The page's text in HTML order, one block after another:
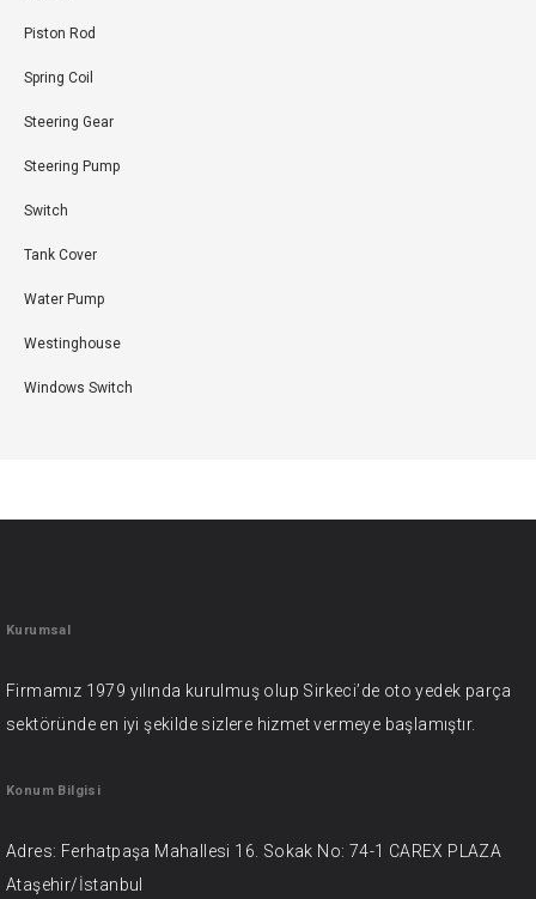
Piston Rod
Spring Coil
Steering Gear
Steering Pump
Switch
Tank Cover
Water Pump
Westinghouse
Windows Switch
Kurumsal
Firmamız 1979 yılında kurulmuş olup Sirkeci’de oto yedek parça
sektöründe en iyi şekilde sizlere hizmet vermeye başlamıştır.
Konum Bilgisi
Adres: Ferhatpaşa Mahallesi 16. Sokak No: 74-1 CAREX PLAZA
Ataşehir/İstanbul